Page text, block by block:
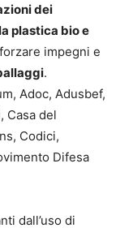
dei
plastica bio e
impegni e
.
Adoc, Adusbef,
Casa del
Codici,
Difesa
dall’uso di